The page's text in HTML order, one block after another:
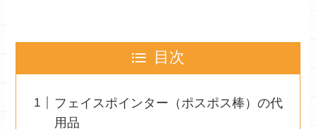
目次
フェイスポインター（ポスポス棒）の代
用品